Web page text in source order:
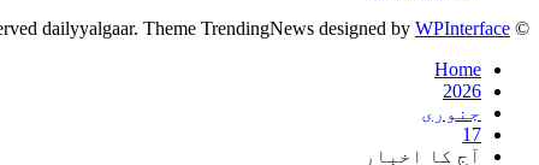
© All rights reserved dailyyalgaar. Theme TrendingNews designed by
WPInterface
Home
2026
جنوری
17
آج کا اخبار